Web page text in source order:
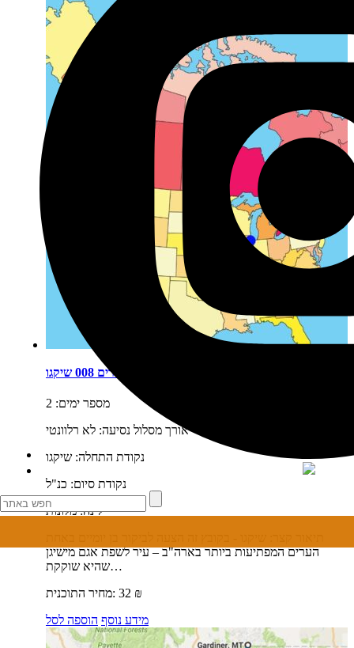
ערים 008 שיקגו
מספר ימים: 2
אורך מסלול נסיעה: לא רלוונטי
נקודת התחלה: שיקגו
נקודת סיום: כנ"ל
לינה:מלונות
הערים המפתיעות ביותר בארה"ב – עיר לשפת אגם מישיגן
שהיא שוקקת…
מחיר התוכנית: 32 ₪
מידע נוסף הוספה לסל